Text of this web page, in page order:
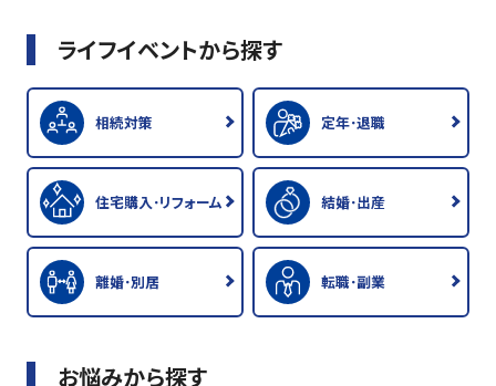
ライフイベントから探す
相続対策 定年･退職
住宅購入･リフォーム 結婚･出産
離婚･別居 転職･副業
お悩みから探す